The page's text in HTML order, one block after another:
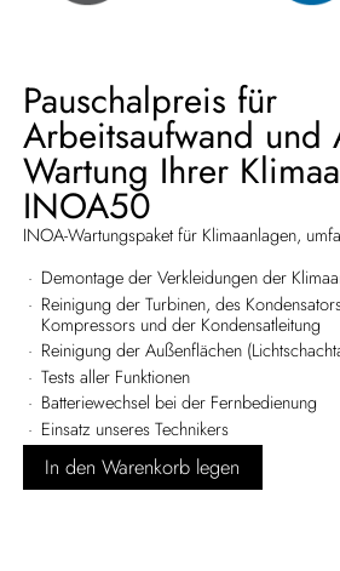
Pauschalpreis für
Arbeitsaufwand und
Wartung Ihrer
INOA50
INOA-Wartungspaket für Klimaanlagen,
Demontage der Verkleidungen der
Reinigung der Turbinen, des
Kompressors und der Kondensatleitung
Reinigung der Außenflächen
Tests aller Funktionen
Batteriewechsel bei der Fernbedienung
Einsatz unseres Technikers
In den Warenkorb legen